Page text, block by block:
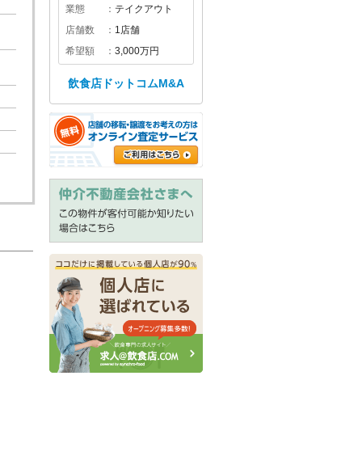
業態
テイクアウト
店舗数
1店舗
希望額
3,000万円
飲食店ドットコムM&A